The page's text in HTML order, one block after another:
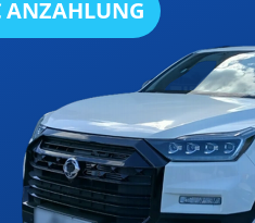
ANZAHLUNG